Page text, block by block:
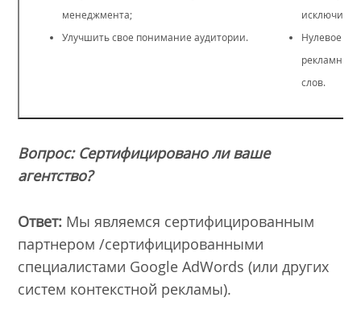
менеджмента;
Улучшить свое понимание аудитории.
Нулевое
рекламных
слов.
Вопрос: Сертифицировано ли ваше
агентство?
Ответ: Мы являемся сертифицированным
партнером /сертифицированными
специалистами Google AdWords (или других
систем контекстной рекламы).